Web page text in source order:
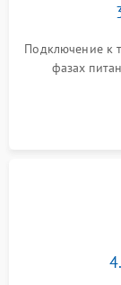
Подключение к
фазах